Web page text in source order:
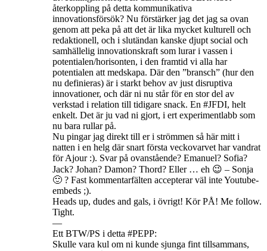
återkoppling på detta kommunikativa
innovationsförsök? Nu förstärker jag det jag sa ovan
genom att peka på att det är lika mycket kulturell och
redaktionell, och i slutändan kanske djupt social och
samhällelig innovationskraft som lurar i vassen i
potentialen/horisonten, i den framtid vi alla har
potentialen att medskapa. Där den ”bransch” (hur den
nu definieras) är i starkt behov av just disruptiva
innovationer, och där ni nu står för en stor del av
verkstad i relation till tidigare snack. En #JFDI, helt
enkelt. Det är ju vad ni gjort, i ert experimentlabb som
nu bara rullar på.
Nu pingar jag direkt till er i strömmen så här mitt i
natten i en helg där snart första veckovarvet har vandrat
för Ajour :). Svar på ovanstående? Emanuel? Sofia?
Jack? Johan? Damon? Thord? Eller … eh 😉 – Sonja
🙂 ? Fast kommentarfälten accepterar väl inte Youtube-
embeds ;).
Heads up, dudes and gals, i övrigt! Kör PÅ! Me follow.
Tight.
—
Ett BTW/PS i detta #PEPP:
Skulle vara kul om ni kunde sjunga fint tillsammans,